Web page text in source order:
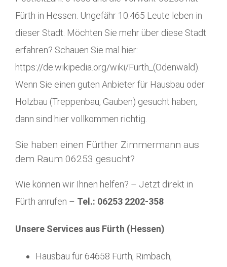
Fürth in Hessen. Ungefähr 10.465 Leute leben in
dieser Stadt. Möchten Sie mehr über diese Stadt
erfahren? Schauen Sie mal hier:
https://de.wikipedia.org/wiki/Fürth_(Odenwald).
Wenn Sie einen guten Anbieter für Hausbau oder
Holzbau (Treppenbau, Gauben) gesucht haben,
dann sind hier vollkommen richtig.
Sie haben einen Fürther Zimmermann aus
dem Raum 06253 gesucht?
Wie können wir Ihnen helfen? – Jetzt direkt in
Fürth anrufen – Tel.: 06253 2202-358
Unsere Services aus Fürth (Hessen)
Hausbau für 64658 Fürth, Rimbach,